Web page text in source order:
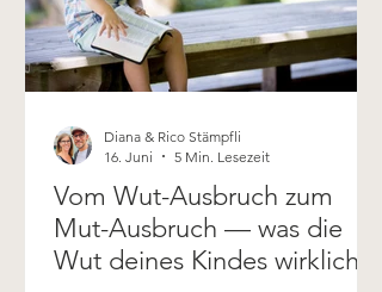
Vom Wut-Ausbruch zum
Mut-Ausbruch — was die
Wut deines Kindes wirklich
Diana & Rico Stämpfli
16. Juni
5 Min. Lesezeit